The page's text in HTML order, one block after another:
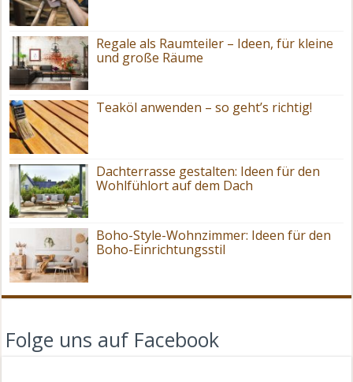
Regale als Raumteiler – Ideen, für kleine
und große Räume
Teaköl anwenden – so geht’s richtig!
Dachterrasse gestalten: Ideen für den
Wohlfühlort auf dem Dach
Boho-Style-Wohnzimmer: Ideen für den
Boho-Einrichtungsstil
Folge uns auf Facebook